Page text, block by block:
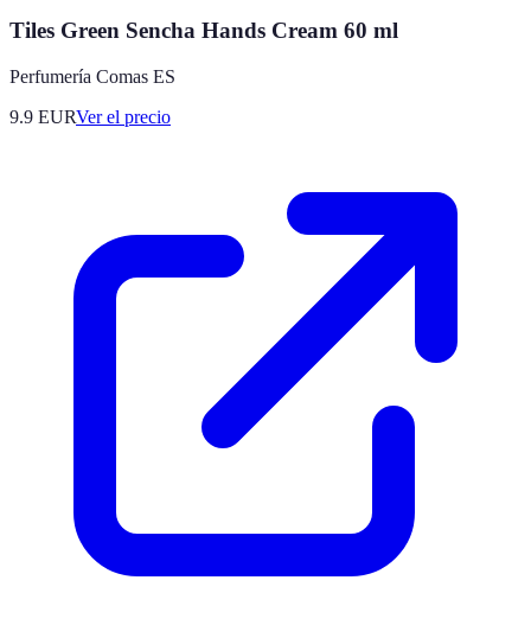
Tiles Green Sencha Hands Cream 60 ml
Perfumería Comas ES
9.9 EURVer el precio